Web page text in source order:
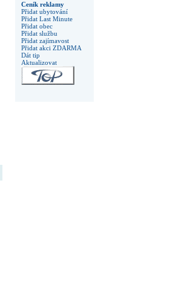
Ceník reklamy
Přidat ubytování
Přidat Last Minute
Přidat obec
Přidat službu
Přidat zajímavost
Přidat akci ZDARMA
Dát tip
Aktualizovat